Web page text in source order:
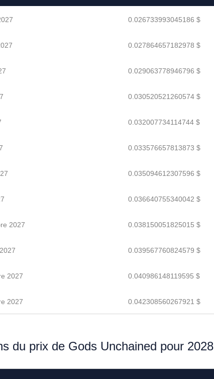
0.026733993045186 $
0.027864657182978 $
0.029063778946796 $
0.030520521260574 $
0.032007734114744 $
0.033576657813873 $
0.035094612307596 $
0.036640755340042 $
2027 0.038150051825015 $
0.039567760824579 $
2027 0.040986148119595 $
2027 0.042308560267921 $
du prix de Gods Unchained pour 2028